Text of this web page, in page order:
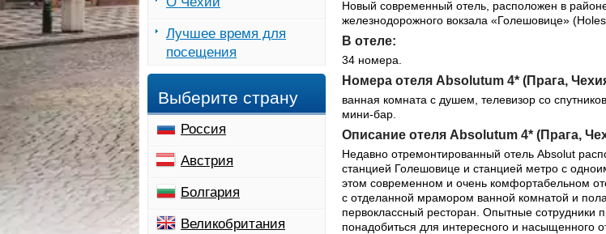
Новый современный отель, расположен в
железнодорожного вокзала «Голешовице»
В отеле:
34 номера.
Номера отеля Absolutum 4* (Прага,
ванная комната с душем, телевизор со
мини-бар.
Описание отеля Absolutum 4* (Прага,
Недавно отремонтированный отель Absolut
станцией Голешовице и станцией метро с
этом современном и очень комфортабельном
с отделанной мрамором ванной комнатой и
первоклассный ресторан. Опытные
понадобиться для интересного и
Лучшее время для
посещения
Выберите страну
Россия
Австрия
Болгария
Великобритания